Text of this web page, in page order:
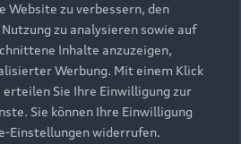
Website zu verbessern, den
zu analysieren sowie auf
Inhalte anzuzeigen,
Werbung. Mit einem Klick
Sie Ihre Einwilligung zur
Sie können Ihre Einwilligung
Einstellungen widerrufen.